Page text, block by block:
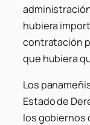
hubiera
contratación
que hubiera
Los
Estado de
los gobiernos